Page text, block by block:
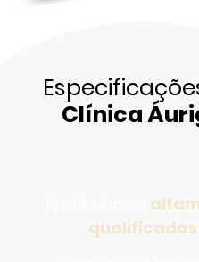
Clínica
qualificados